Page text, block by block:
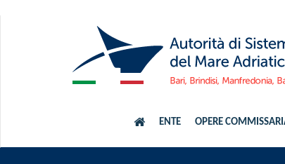
ENTE OPERE